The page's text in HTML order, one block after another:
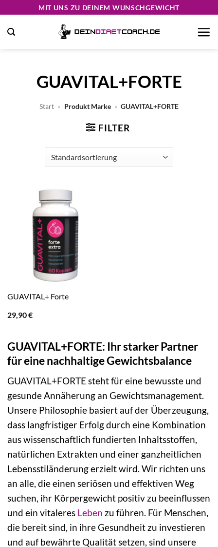
springen
MIT UNS ZU DEINEM WUNSCHGEWICHT
GUAVITAL+FORTE
Start » Produkt Marke » GUAVITAL+FORTE
FILTER
GUAVITAL+ Forte
29,90€
GUAVITAL+FORTE: Ihr starker Partner
für eine nachhaltige Gewichtsbalance
GUAVITAL+FORTE steht für eine bewusste und
gesunde Annäherung an Gewichtsmanagement.
Unsere Philosophie basiert auf der Überzeugung,
dass langfristiger Erfolg durch eine Kombination
aus wissenschaftlich fundierten Inhaltsstoffen,
natürlichen Extrakten und einer ganzheitlichen
Lebensstiländerung erzielt wird. Wir richten uns
an alle, die einen seriösen und effektiven Weg
suchen, ihr Körpergewicht positiv zu beeinflussen
und ein vitaleres Leben zu führen. Für Menschen,
die bereit sind, in ihre Gesundheit zu investieren
und auf bewährte Qualität setzen, sind unsere